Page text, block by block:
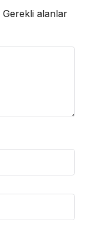
Gerekli alanlar